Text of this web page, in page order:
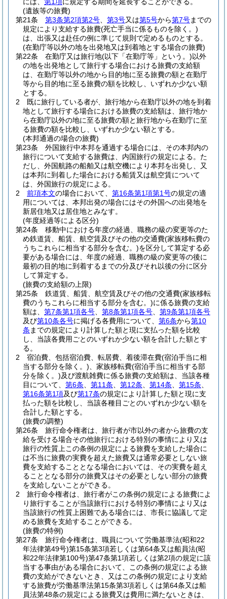
(遺族等の旅費)
第21条
第3条第2項第2号 第3号又は第5号から第7号までの
規定により支給する旅費(死亡手当に係るものを除く。)
は、出張又は赴任の例に準じて規則で定めるものとする。
(在勤庁等以外の地を出発地又は到着地とする場合の旅費)
第22条
在勤庁又は旅行地(以下「在勤庁等」という。)以外
の地を出発地として旅行する場合における旅費の支給額
は、在勤庁等以外の地から目的地に至る旅費の額と在勤庁
等から目的地に至る旅費の額を比較し、いずれか少ない額
とする。
2
既に旅行している者が、旅行地から在勤庁以外の地を到着
地として旅行する場合における旅費の支給額は、旅行地か
ら在勤庁以外の地に至る旅費の額と旅行地から在勤庁に至
る旅費の額を比較し、いずれか少ない額とする。
(本邦通過の場合の旅費)
第23条
外国旅行中本邦を通過する場合には、その本邦内の
旅行について支給する旅費は、内国旅行の規定による。 た
だし、外国航路の船舶又は航空機により本邦を出発し、又
は本邦に到着した場合における船賃又は航空賃について
は、外国旅行の規定による。
2
前項本文の場合において、 第16条第1項第1号の規定の適
用については、本邦出発の場合にはその外国への出発地を
新居住地又は居住地とみなす。
(年度経過等による区分)
第24条
移動中における年度の経過、職務の級の変更等のた
め鉄道賃、船賃、航空賃及びその他の交通費(家族移転費の
うちこれらに相当する部分を含む。)を区分して算定する必
要がある場合には、年度の経過、職務の級の変更等の後に
最初の目的地に到着するまでの分及びそれ以後の分に区分
して算定する。
(旅費の支給額の上限)
第25条
鉄道賃、船賃、航空賃及びその他の交通費(家族移転
費のうちこれらに相当する部分を含む。)に係る旅費の支給
額は、 第7条第1項各号 第8条第1項各号
第9条第1項各号
及び第10条各号に掲げる各費用について、 第6条から第10
条 までの規定により計算した額と現に支払った額を比較
し、当該各費用ごとのいずれか少ない額を合計した額とす
る。
2
宿泊費、包括宿泊費、転居費、着後滞在費(宿泊手当に相
当する部分を除く。) 、家族移転費(宿泊手当に相当する部
分を除く。)及び渡航雑費に係る旅費の支給額は、当該各種
目について、 第6条 第11条 第12条 第14条 第15条
第16条第1項及び第17条の規定により計算した額と現に支
払った額を比較し、当該各種目ごとのいずれか少ない額を
合計した額とする。
(旅費の調整)
第26条
旅行命令権者は、旅行者が市以外の者から旅費の支
給を受ける場合その他旅行における特別の事情により又は
旅行の性質上この条例の規定による旅費を支給した場合に
は不当に旅費の実費を超えた旅費又は通常必要としない旅
費を支給することとなる場合においては、その実費を超え
ることとなる部分の旅費又はその必要としない部分の旅費
を支給しないことができる。
2
旅行命令権者は、旅行者がこの条例の規定による旅費によ
り旅行することが当該旅行における特別の事情により又は
当該旅行の性質上困難である場合には、市長に協議して定
める旅費を支給することができる。
(旅費の特例)
第27条
旅行命令権者は、職員について労働基準法(昭和22
年法律第49号)第15条第3項若しくは第64条又は船員法(昭
和22年法律第100号)第47条第1項若しくは第2項の規定に該
当する事由がある場合において、この条例の規定による旅
費の支給ができないとき、又はこの条例の規定により支給
する旅費が労働基準法第15条第3項若しくは第64条又は船
員法第48条の規定による旅費又は費用に満たないときは、